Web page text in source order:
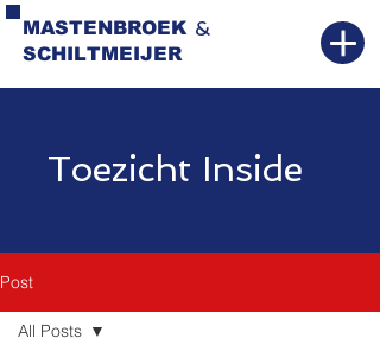
MASTENBROEK
SCHILTMEIJER
&
Toezicht Inside
Post
All Posts